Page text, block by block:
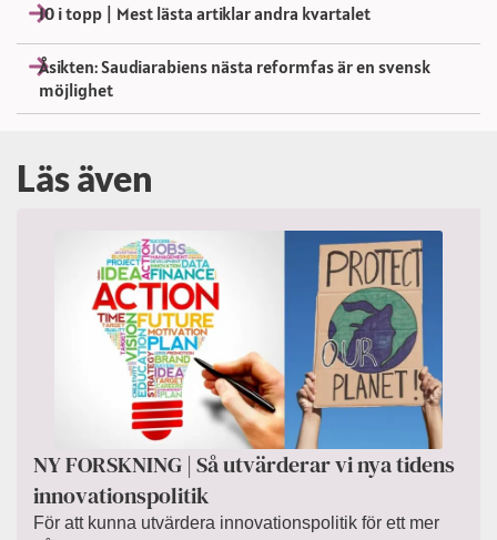
10 i topp | Mest lästa artiklar andra kvartalet
Åsikten: Saudiarabiens nästa reformfas är en svensk
möjlighet
Läs även
NY FORSKNING | Så utvärderar vi nya tidens
innovationspolitik
För att kunna utvärdera innovationspolitik för ett mer